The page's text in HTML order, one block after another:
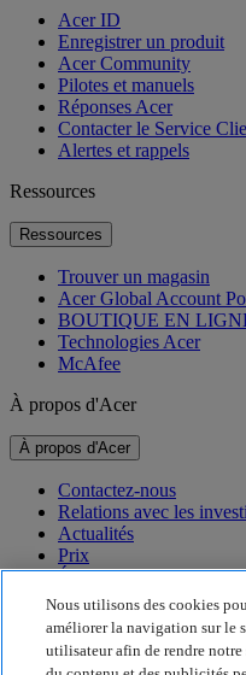
Acer ID
Enregistrer un produit
Acer Community
Pilotes et manuels
Réponses Acer
Contacter le Service
Alertes et rappels
Ressources
Ressources
Trouver un magasin
Acer Global Account
BOUTIQUE EN
Technologies Acer
McAfee
À propos d'Acer
À propos d'Acer
Contactez-nous
Relations avec les
Actualités
Prix
Événements
Développement durable
Développement durable
Nous utilisons des cookies
améliorer la navigation sur le
utilisateur afin de rendre